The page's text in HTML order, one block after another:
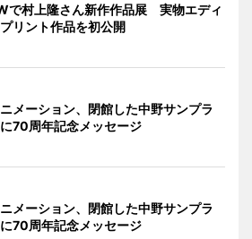
で村上隆さん新作作品展 実物エディ
リント作品を初公開
メーション、閉館した中野サンプラ
70周年記念メッセージ
メーション、閉館した中野サンプラ
70周年記念メッセージ